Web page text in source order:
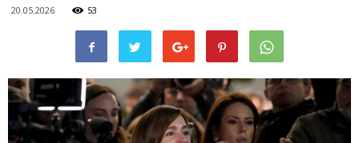
20.05.2026 53